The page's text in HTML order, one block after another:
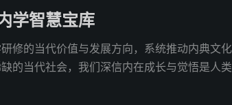
学智慧宝库
修的当代价值与发展方向，系统推动内典文
的当代社会，我们深信内在成长与觉悟是人类